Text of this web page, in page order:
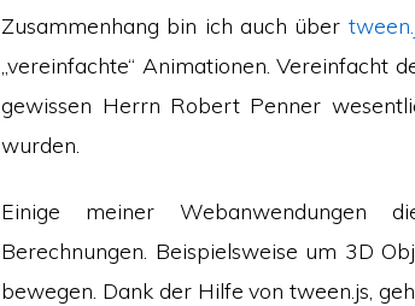
Zusammenhang bin ich auch über
„vereinfachte“ Animationen. Vereinfacht
gewissen Herrn Robert Penner
wurden.
Einige meiner Webanwendungen
Berechnungen. Beispielsweise um 3D
bewegen. Dank der Hilfe von tween.js,